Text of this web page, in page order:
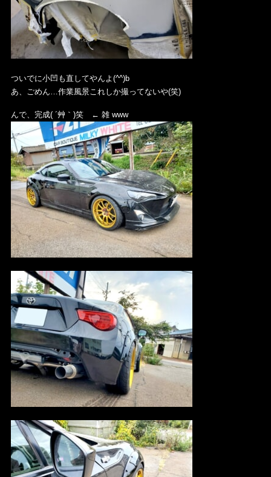
ついでに小凹も直してやんよ(^^)b
あ、ごめん…作業風景これしか撮ってないや(笑)
んで、完成( ´艸｀)笑 ← 雑 www